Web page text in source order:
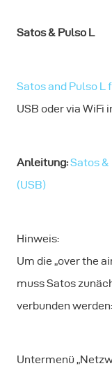
Satos & Pulso L
Satos and Pulso L
USB oder via
Anleitung:Satos
(USB)
Hinweis:
Um die „over the
muss Satos
verbunden werden:
Untermenü